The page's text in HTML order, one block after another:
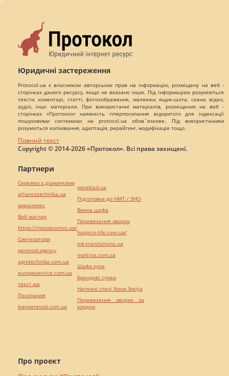
Юридичні застереження
Protocol.ua є власником авторських прав на інформацію, розміщену на веб -
сторінках даного ресурсу, якщо не вказано інше. Під інформацією розуміються
тексти, коментарі, статті, фотозображення, малюнки, ящик-шота, скани, відео,
аудіо, інші матеріали. При використанні матеріалів, розміщених на веб -
сторінках «Протокол» наявність гіперпосилання відкритого для індексації
пошуковими системами на protocol.ua обов`язкове. Під використанням
розуміється копіювання, адаптація, рерайтинг, модифікація тощо.
Повний текст
Copyright © 2014-2026 «Протокол». Всі права захищені.
Про проект
Партнери
Сережки з діамантами
alliancetechnika.ua
миралинкс
Веб мастер
https://motokosmos.ua/
Синтезатори
perevod.agency
agrotechnika.com.ua
europeservice.com.ua
текст юа
Посилання
kievperevod.com.ua
pereklad.ua
Підготовка до НМТ / ЗНО
Винна шафа
Перевезення хворих
hospice-life.com.ua/
mk-translations.ua
maltina.com.ua
Шафи купе
Брендові сумки
Натяжні стелі Nova Stelya
Перевезення хворих за
кордон